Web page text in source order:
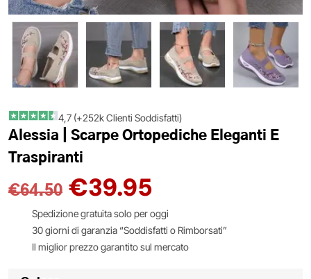
4,7 (+252k Clienti Soddisfatti)
Alessia | Scarpe Ortopediche Eleganti E
Traspiranti
€64.50 €39.95
Spedizione gratuita solo per oggi
30 giorni di garanzia “Soddisfatti o Rimborsati”
Il miglior prezzo garantito sul mercato